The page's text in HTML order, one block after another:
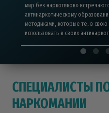
мир без наркотиков»
антинаркотическому
методиками, которые те, в
использовать в своих
СПЕЦИАЛИСТЫ
НАРКОМАНИИ